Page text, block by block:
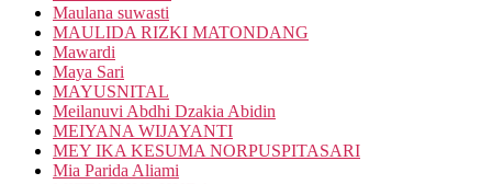
Maulana suwasti
MAULIDA RIZKI MATONDANG
Mawardi
Maya Sari
MAYUSNITAL
Meilanuvi Abdhi Dzakia Abidin
MEIYANA WIJAYANTI
MEY IKA KESUMA NORPUSPITASARI
Mia Parida Aliami